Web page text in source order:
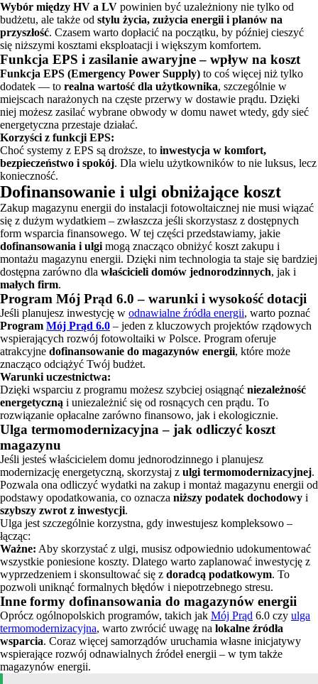
Wybór między HV a LV powinien być uzależniony nie tylko od
budżetu, ale także od stylu życia, zużycia energii i planów na
przyszłość. Czasem warto dopłacić na początku, by później cieszyć
się niższymi kosztami eksploatacji i większym komfortem.
Funkcja EPS i zasilanie awaryjne – wpływ na koszt
Funkcja EPS (Emergency Power Supply) to coś więcej niż tylko
dodatek — to realna wartość dla użytkownika, szczególnie w
miejscach narażonych na częste przerwy w dostawie prądu. Dzięki
niej możesz zasilać wybrane obwody w domu nawet wtedy, gdy sieć
energetyczna przestaje działać.
Korzyści z funkcji EPS:
Choć systemy z EPS są droższe, to inwestycja w komfort,
bezpieczeństwo i spokój. Dla wielu użytkowników to nie luksus, lecz
konieczność.
Dofinansowanie i ulgi obniżające koszt
Zakup magazynu energii do instalacji fotowoltaicznej nie musi wiązać
się z dużym wydatkiem – zwłaszcza jeśli skorzystasz z dostępnych
form wsparcia finansowego. W tej części przedstawiamy, jakie
dofinansowania i ulgi mogą znacząco obniżyć koszt zakupu i
montażu magazynu energii. Dzięki nim technologia ta staje się bardziej
dostępna zarówno dla właścicieli domów jednorodzinnych, jak i
małych firm.
Program Mój Prąd 6.0 – warunki i wysokość dotacji
Jeśli planujesz inwestycję w odnawialne źródła energii, warto poznać
Program Mój Prąd 6.0 – jeden z kluczowych projektów rządowych
wspierających rozwój fotowoltaiki w Polsce. Program oferuje
atrakcyjne dofinansowanie do magazynów energii, które może
znacząco odciążyć Twój budżet.
Warunki uczestnictwa:
Dzięki wsparciu z programu możesz szybciej osiągnąć niezależność
energetyczną i uniezależnić się od rosnących cen prądu. To
rozwiązanie opłacalne zarówno finansowo, jak i ekologicznie.
Ulga termomodernizacyjna – jak odliczyć koszt
magazynu
Jeśli jesteś właścicielem domu jednorodzinnego i planujesz
modernizację energetyczną, skorzystaj z ulgi termomodernizacyjnej.
Pozwala ona odliczyć wydatki na zakup i montaż magazynu energii od
podstawy opodatkowania, co oznacza niższy podatek dochodowy i
szybszy zwrot z inwestycji.
Ulga jest szczególnie korzystna, gdy inwestujesz kompleksowo –
łącząc:
Ważne: Aby skorzystać z ulgi, musisz odpowiednio udokumentować
wszystkie poniesione koszty. Dlatego warto zaplanować inwestycję z
wyprzedzeniem i skonsultować się z doradcą podatkowym. To
pozwoli uniknąć formalnych błędów i niepotrzebnego stresu.
Inne formy dofinansowania do magazynów energii
Oprócz ogólnopolskich programów, takich jak Mój Prąd 6.0 czy ulga
termomodernizacyjna, warto zwrócić uwagę na lokalne źródła
wsparcia. Coraz więcej samorządów uruchamia własne inicjatywy
wspierające rozwój odnawialnych źródeł energii – w tym także
magazynów energii.